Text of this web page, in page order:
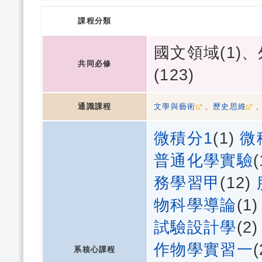
課程分類
共同必修
國文領域(1)
(123)
通識課程 文學與藝術 、 歷史思維
系核心課程
微積分1(1)微
普通化學實驗
務學習甲 (12)
物科學導論
試驗設計學
作物學實習一